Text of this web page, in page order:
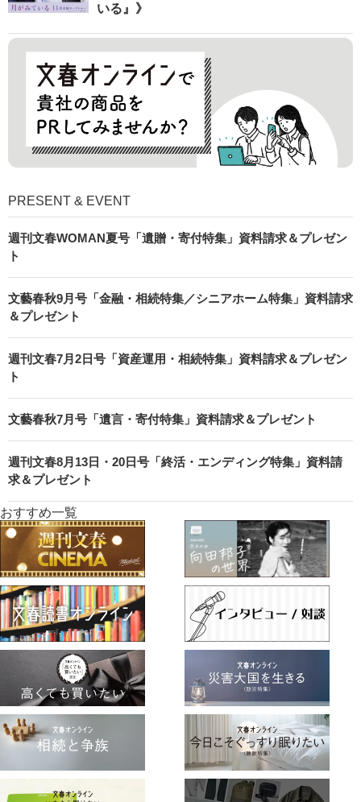
いる』》
PRESENT & EVENT
週刊文春WOMAN夏号「遺贈・寄付特集」資料請求＆プレゼン
ト
文藝春秋9月号「金融・相続特集／シニアホーム特集」資料請求
＆プレゼント
週刊文春7月2日号「資産運用・相続特集」資料請求＆プレゼン
ト
文藝春秋7月号「遺言・寄付特集」資料請求＆プレゼント
週刊文春8月13日・20日号「終活・エンディング特集」資料請
求＆プレゼント
おすすめ一覧